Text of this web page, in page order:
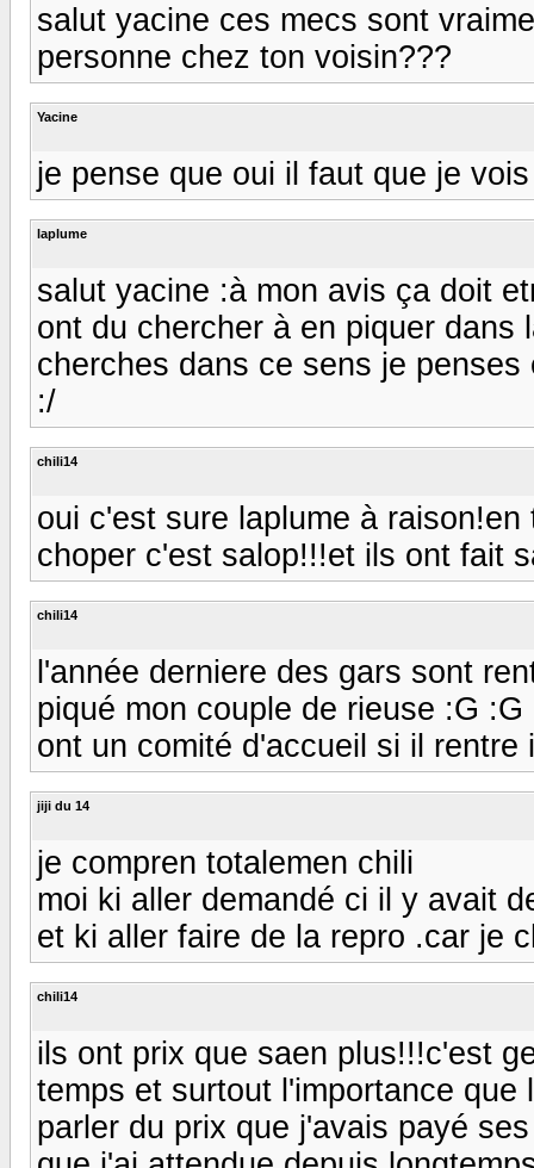
salut yacine ces mecs sont
personne chez ton voisin???
Yacine
je pense que oui il faut que je
laplume
salut yacine :à mon avis ça doit
ont du chercher à en piquer
cherches dans ce sens je
:/
chili14
oui c'est sure laplume à
choper c'est salop!!!et ils ont fait
chili14
l'année derniere des gars sont
piqué mon couple de rieuse :G
ont un comité d'accueil si il rentre
jiji du 14
je compren totalemen chili
moi ki aller demandé ci il y avait
et ki aller faire de la repro .car je
chili14
ils ont prix que saen plus!!!c'est
temps et surtout l'importance
parler du prix que j'avais payé